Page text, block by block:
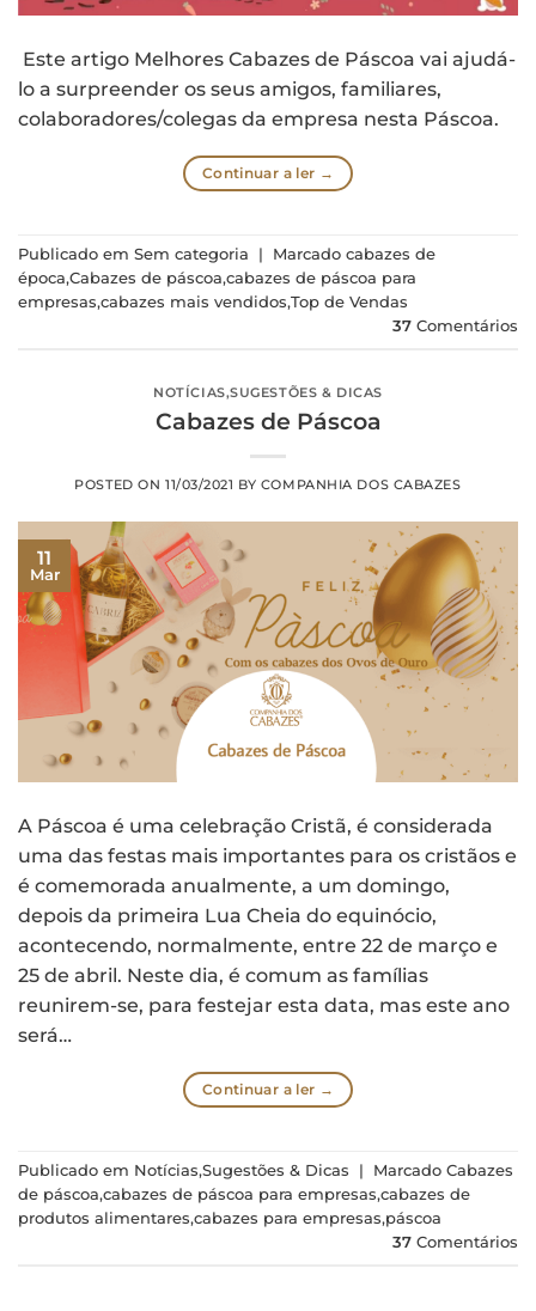
Este artigo Melhores Cabazes de Páscoa vai ajudá-
lo a surpreender os seus amigos, familiares,
colaboradores/colegas da empresa nesta Páscoa.
Continuar a ler →
Publicado em Sem categoria | Marcado cabazes de
época,Cabazes de páscoa,cabazes de páscoa para
empresas,cabazes mais vendidos,Top de Vendas
37 Comentários
NOTÍCIAS,SUGESTÕES & DICAS
Cabazes de Páscoa
POSTED ON 11/03/2021 BY COMPANHIA DOS CABAZES
11
Mar
A Páscoa é uma celebração Cristã, é considerada
uma das festas mais importantes para os cristãos e
é comemorada anualmente, a um domingo,
depois da primeira Lua Cheia do equinócio,
acontecendo, normalmente, entre 22 de março e
25 de abril. Neste dia, é comum as famílias
reunirem-se, para festejar esta data, mas este ano
será…
Continuar a ler →
Publicado em Notícias,Sugestões & Dicas | Marcado Cabazes
de páscoa,cabazes de páscoa para empresas,cabazes de
produtos alimentares,cabazes para empresas,páscoa
37 Comentários